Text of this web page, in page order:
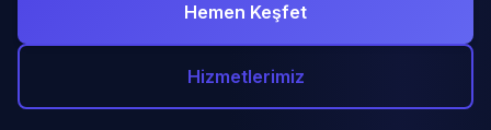
Hemen Keşfet
Hizmetlerimiz